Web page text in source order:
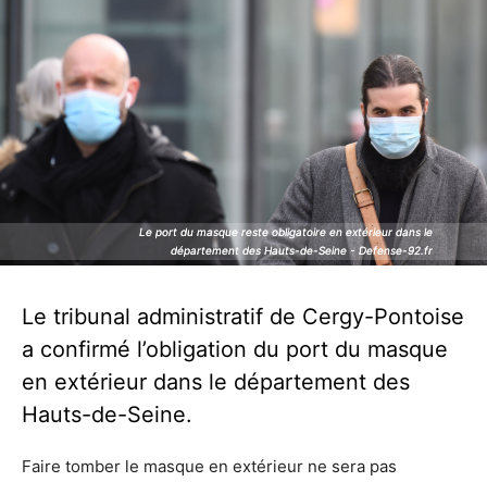
Le port du masque reste obligatoire en extérieur dans le
département des Hauts-de-Seine - Defense-92.fr
Le port du masque reste obligatoire en extérieur dans le
département des Hauts-de-Seine - Defense-92.fr
Le tribunal administratif de Cergy-Pontoise
a confirmé l’obligation du port du masque
en extérieur dans le département des
Hauts-de-Seine.
Faire tomber le masque en extérieur ne sera pas